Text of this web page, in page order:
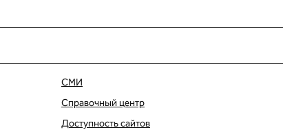
СМИ
Справочный центр
Доступность сайтов